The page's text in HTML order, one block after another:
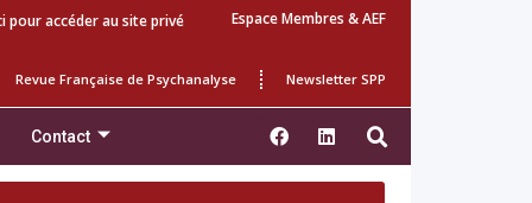
pour accéder au site privé Espace Membres & AEF
Revue Française de Psychanalyse Newsletter SPP
Contact